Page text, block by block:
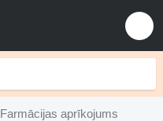
Farmācijas aprīkojums